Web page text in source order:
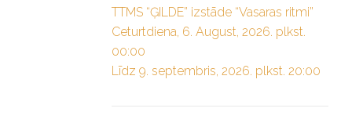
TTMS “ĢILDE” izstāde “Vasaras ritmi”
Ceturtdiena, 6. August, 2026. plkst.
00:00
Līdz 9. septembris, 2026. plkst. 20:00